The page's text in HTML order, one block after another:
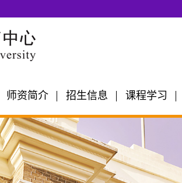
师资简介 招生信息 课程学习